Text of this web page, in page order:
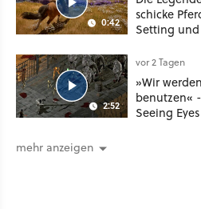
0:42
schicke
Setting
2:52
vor 2 Tagen
»Wir
benutzen«
Seeing
mehr anzeigen